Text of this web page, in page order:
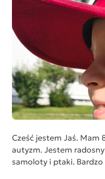
Cześć jestem Jaś. Mam
autyzm. Jestem
samoloty i ptaki. Bardzo